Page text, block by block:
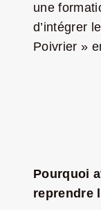
une
d’intégrer
Poivrier »
Pourquoi
reprendre